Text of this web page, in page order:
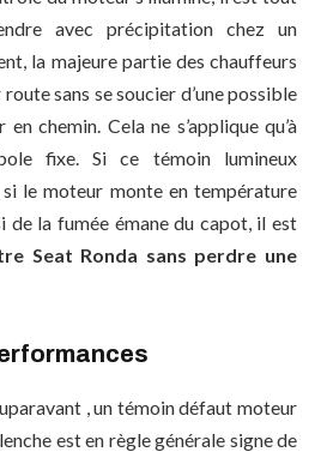
avec précipitation chez un
la majeure partie des chauffeurs
sans se soucier d’une possible
en chemin. Cela ne s’applique qu’à
fixe. Si ce témoin lumineux
le moteur monte en température
de la fumée émane du capot, il est
Seat Ronda sans perdre une
, un témoin défaut moteur
est en règle générale signe de